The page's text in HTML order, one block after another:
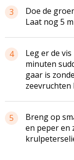
3
Doe de
Laat nog 5
4
Leg er de
minuten
gaar is
zeevruchten
5
Breng op
en peper en